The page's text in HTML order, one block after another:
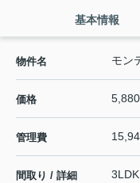
基本情報
物件名 モン
価格
管理費
間取り / 詳細
3LDK